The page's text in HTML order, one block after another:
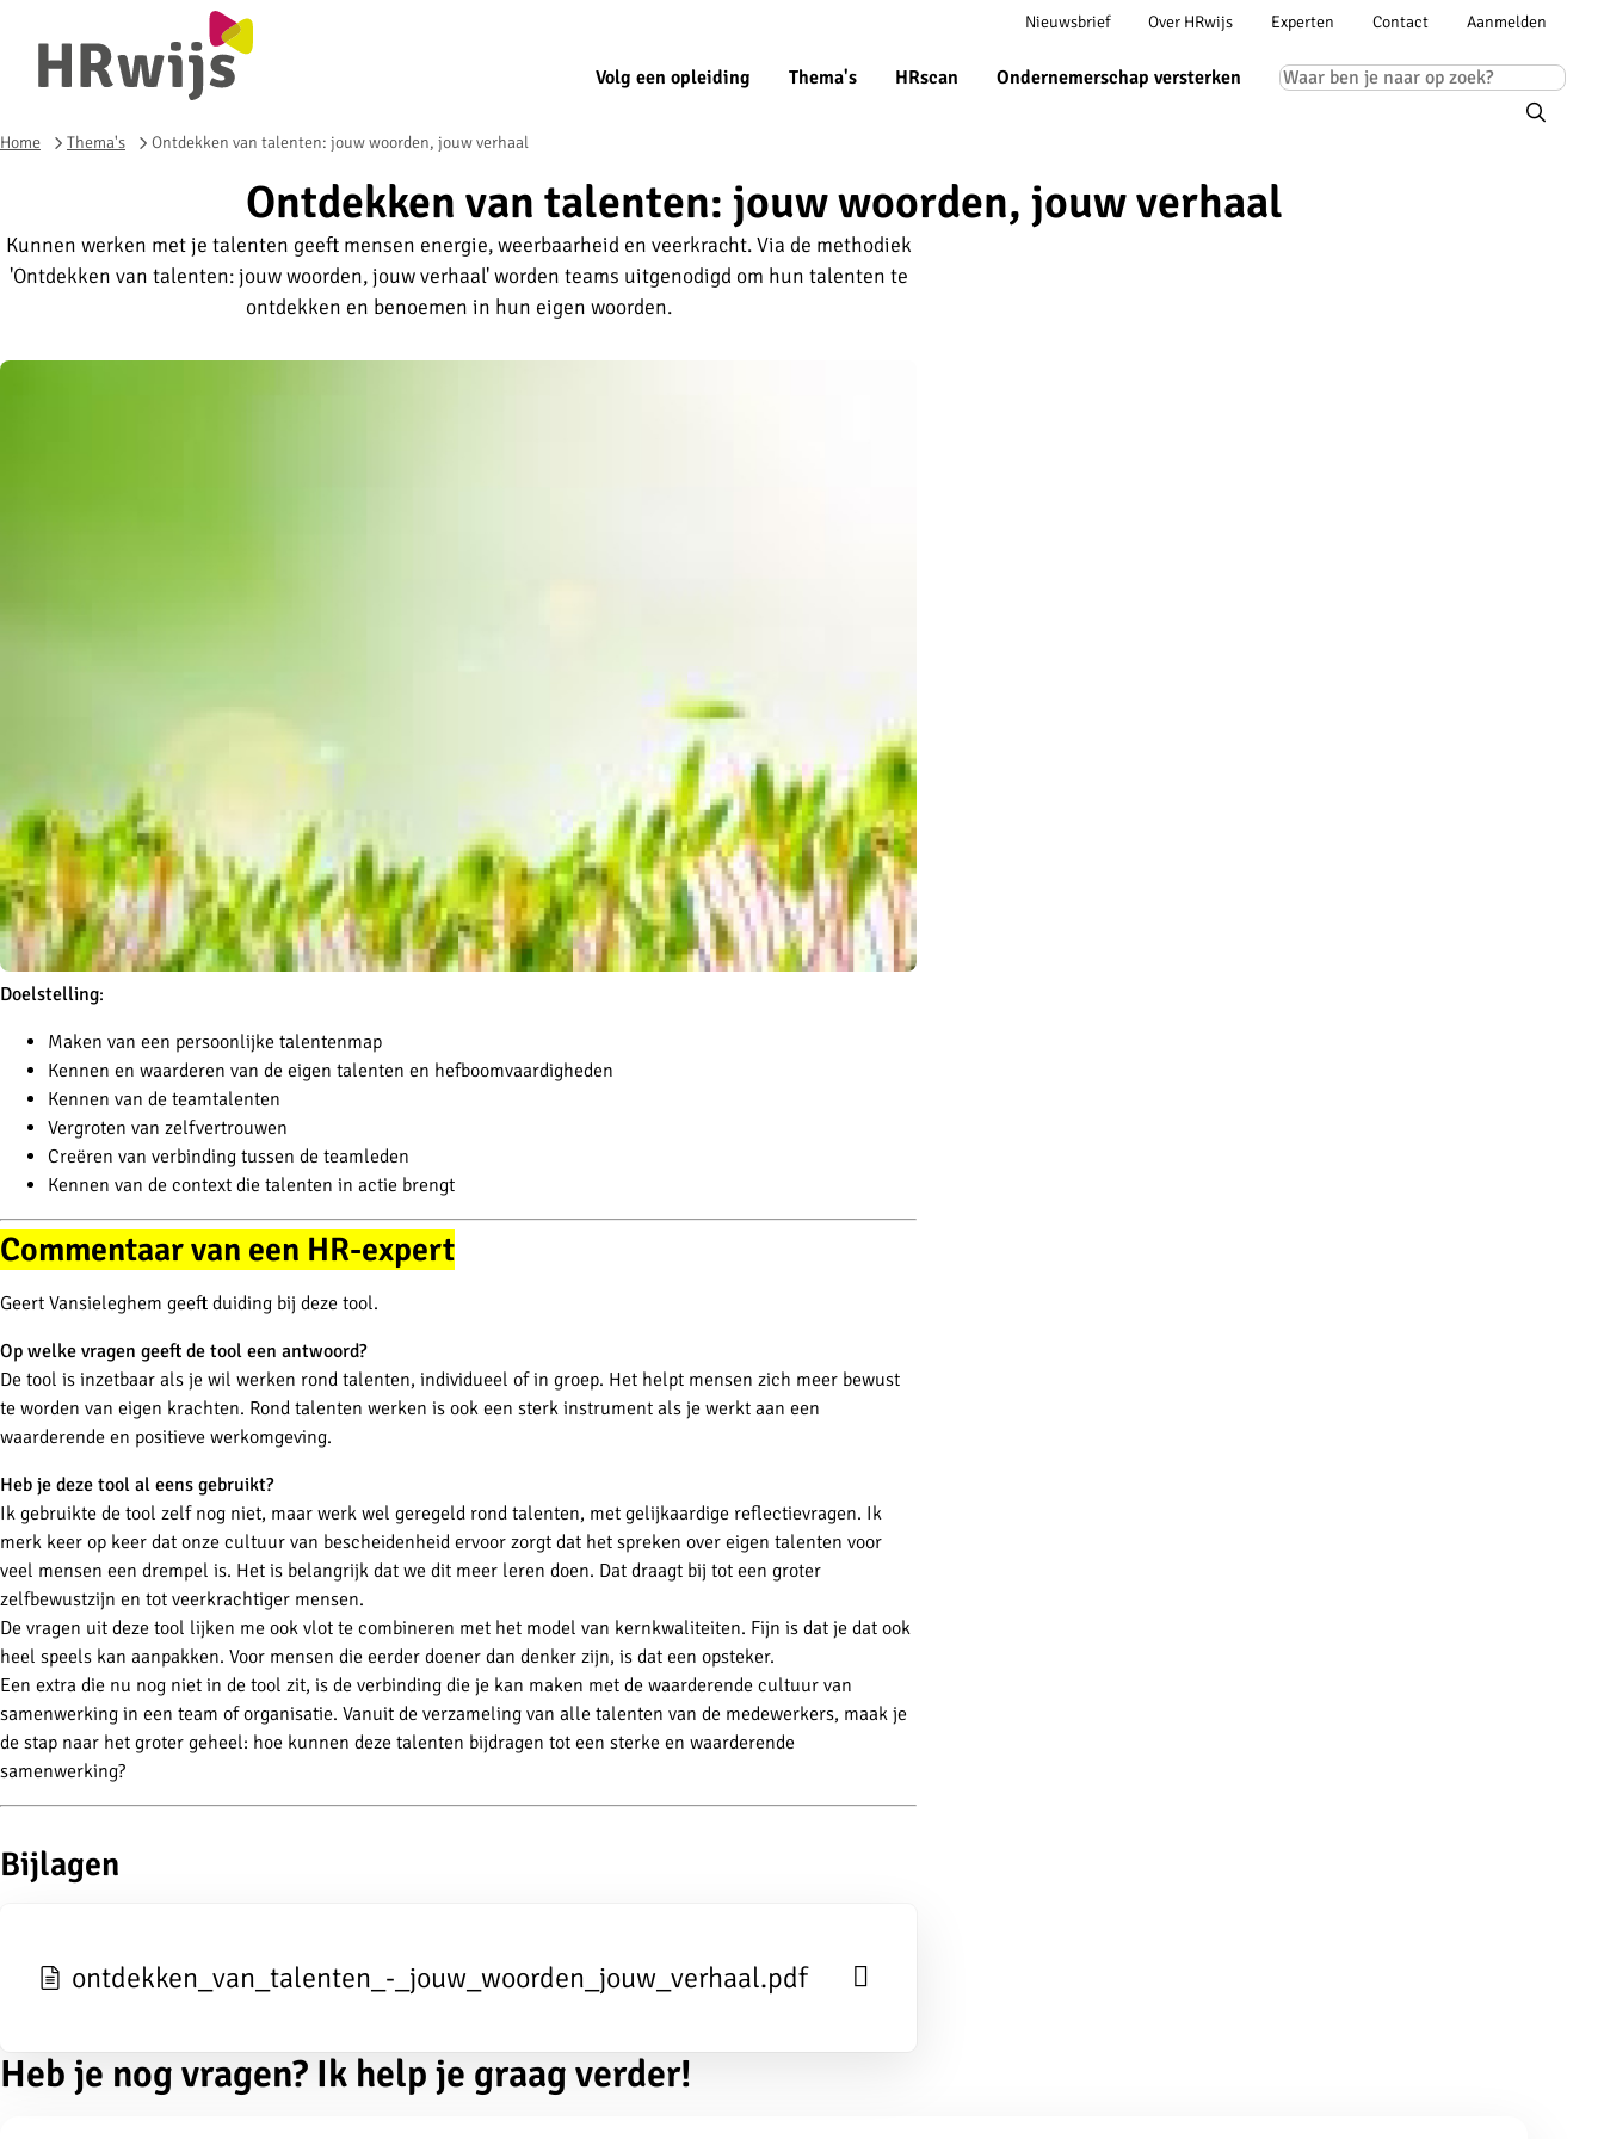
navigation
Volg een opleiding Thema's HRscan Ondernemerschap versterken
Meta
Nieuwsbrief Over HRwijs Experten Contact
Account
Aanmelden
Home Thema's Ontdekken van talenten: jouw woorden, jouw verhaal
Ontdekken van talenten: jouw woorden, jouw verhaal
Kunnen werken met je talenten geeft mensen energie, weerbaarheid en veerkracht. Via de methodiek
'Ontdekken van talenten: jouw woorden, jouw verhaal' worden teams uitgenodigd om hun talenten te
ontdekken en benoemen in hun eigen woorden.
Doelstelling:
Maken van een persoonlijke talentenmap
Kennen en waarderen van de eigen talenten en hefboomvaardigheden
Kennen van de teamtalenten
Vergroten van zelfvertrouwen
Creëren van verbinding tussen de teamleden
Kennen van de context die talenten in actie brengt
Commentaar van een HR-expert
Geert Vansieleghem geeft duiding bij deze tool.
Op welke vragen geeft de tool een antwoord?
De tool is inzetbaar als je wil werken rond talenten, individueel of in groep. Het helpt mensen zich meer bewust
te worden van eigen krachten. Rond talenten werken is ook een sterk instrument als je werkt aan een
waarderende en positieve werkomgeving.
Heb je deze tool al eens gebruikt?
Ik gebruikte de tool zelf nog niet, maar werk wel geregeld rond talenten, met gelijkaardige reflectievragen. Ik
merk keer op keer dat onze cultuur van bescheidenheid ervoor zorgt dat het spreken over eigen talenten voor
veel mensen een drempel is. Het is belangrijk dat we dit meer leren doen. Dat draagt bij tot een groter
zelfbewustzijn en tot veerkrachtiger mensen.
De vragen uit deze tool lijken me ook vlot te combineren met het model van kernkwaliteiten. Fijn is dat je dat ook
heel speels kan aanpakken. Voor mensen die eerder doener dan denker zijn, is dat een opsteker.
Een extra die nu nog niet in de tool zit, is de verbinding die je kan maken met de waarderende cultuur van
samenwerking in een team of organisatie. Vanuit de verzameling van alle talenten van de medewerkers, maak je
de stap naar het groter geheel: hoe kunnen deze talenten bijdragen tot een sterke en waarderende
samenwerking?
Bijlagen
ontdekken_van_talenten_-_jouw_woorden_jouw_verhaal.pdf
Heb je nog vragen? Ik help je graag verder!